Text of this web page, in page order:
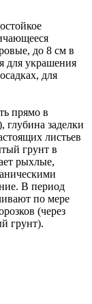
до 8 см в
для украшения
для
прямо в
глубина заделки
листьев
грунт в
рыхлые,
В период
по мере
(через
грунт).